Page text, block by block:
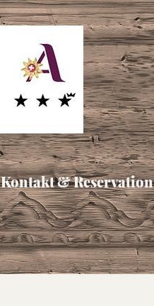
Kontakt & Reservation